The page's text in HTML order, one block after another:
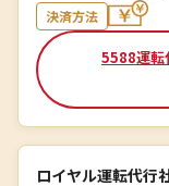
決済方法
5588運転
ロイヤル運転代行